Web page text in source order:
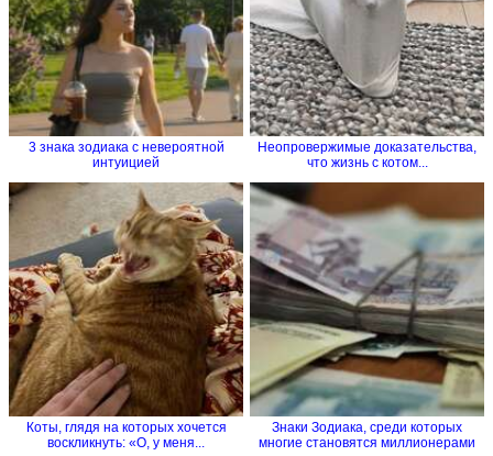
3 знака зодиака с невероятной
интуицией
Неопровержимые доказательства,
что жизнь с котом...
Коты, глядя на которых хочется
воскликнуть: «О, у меня...
Знаки Зодиака, среди которых
многие становятся миллионерами